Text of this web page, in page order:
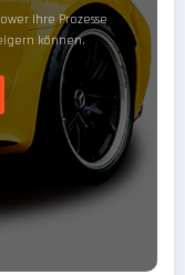
Ihre Prozesse
können.